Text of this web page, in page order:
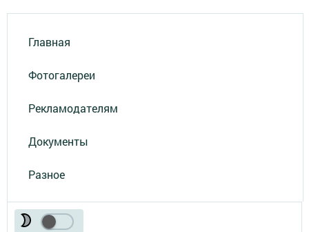
Главная
Фотогалереи
Рекламодателям
Документы
Разное